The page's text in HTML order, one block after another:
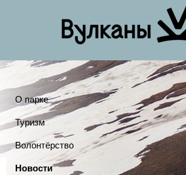
О парке
Туризм
Волонтёрство
Новости